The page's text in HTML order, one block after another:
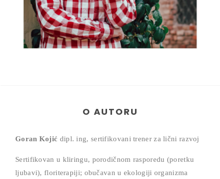
O AUTORU
Goran Kojić dipl. ing, sertifikovani trener za lični razvoj
Sertifikovan u kliringu, porodičnom rasporedu (poretku
ljubavi), floriterapiji; obučavan u ekologiji organizma